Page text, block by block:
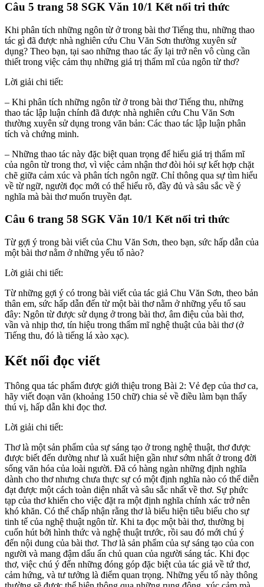
Câu 5 trang 58 SGK Văn 10/1 Kết nối tri thức
Khi phân tích những ngôn từ ở trong bài thơ Tiếng thu, những thao
tác gì đã được nhà nghiên cứu Chu Văn Sơn thường xuyên sử
dụng? Theo bạn, tại sao những thao tác ấy lại trở nên vô cùng cần
thiết trong việc cảm thụ những giá trị thẩm mĩ của ngôn từ thơ?
Lời giải chi tiết:
– Khi phân tích những ngôn từ ở trong bài thơ Tiếng thu, những
thao tác lập luận chính đã được nhà nghiên cứu Chu Văn Sơn
thường xuyên sử dụng trong văn bản: Các thao tác lập luận phân
tích và chứng minh.
– Những thao tác này đặc biệt quan trọng để hiểu giá trị thẩm mĩ
của ngôn từ trong thơ, vì việc cảm nhận thơ đòi hỏi sự kết hợp chặt
chẽ giữa cảm xúc và phân tích ngôn ngữ. Chỉ thông qua sự tìm hiểu
về từ ngữ, người đọc mới có thể hiểu rõ, đầy đủ và sâu sắc về ý
nghĩa mà bài thơ muốn truyền đạt.
Câu 6 trang 58 SGK Văn 10/1 Kết nối tri thức
Từ gợi ý trong bài viết của Chu Văn Sơn, theo bạn, sức hấp dẫn của
một bài thơ nằm ở những yếu tố nào?
Lời giải chi tiết:
Từ những gợi ý có trong bài viết của tác giả Chu Văn Sơn, theo bản
thân em, sức hấp dẫn đến từ một bài thơ nằm ở những yếu tố sau
đây: Ngôn từ được sử dụng ở trong bài thơ, âm điệu của bài thơ,
vần và nhịp thơ, tín hiệu trong thẩm mĩ nghệ thuật của bài thơ (ở
Tiếng thu, đó là tiếng lá xào xạc).
Kết nối đọc viết
Thông qua tác phẩm được giới thiệu trong Bài 2: Vẻ đẹp của thơ ca,
hãy viết đoạn văn (khoảng 150 chữ) chia sẻ về điều làm bạn thấy
thú vị, hấp dẫn khi đọc thơ.
Lời giải chi tiết:
Thơ là một sản phẩm của sự sáng tạo ở trong nghệ thuật, thơ được
được biết đến dường như là xuất hiện gần như sớm nhất ở trong đời
sống văn hóa của loài người. Đã có hàng ngàn những định nghĩa
dành cho thơ nhưng chưa thực sự có một định nghĩa nào có thể diễn
đạt được một cách toàn diện nhất và sâu sắc nhất về thơ. Sự phức
tạp của thơ khiến cho việc đặt ra một định nghĩa chính xác trở nên
khó khăn. Có thể chấp nhận rằng thơ là biểu hiện tiêu biểu cho sự
tinh tế của nghệ thuật ngôn từ. Khi ta đọc một bài thơ, thường bị
cuốn hút bởi hình thức và nghệ thuật trước, rồi sau đó mới chú ý
đến nội dung của bài thơ. Thơ là sản phẩm của sự sáng tạo của con
người và mang đậm dấu ấn chủ quan của người sáng tác. Khi đọc
thơ, việc chú ý đến những đóng góp đặc biệt của tác giả về tứ thơ,
cảm hứng, và tư tưởng là điểm quan trọng. Những yếu tố này thông